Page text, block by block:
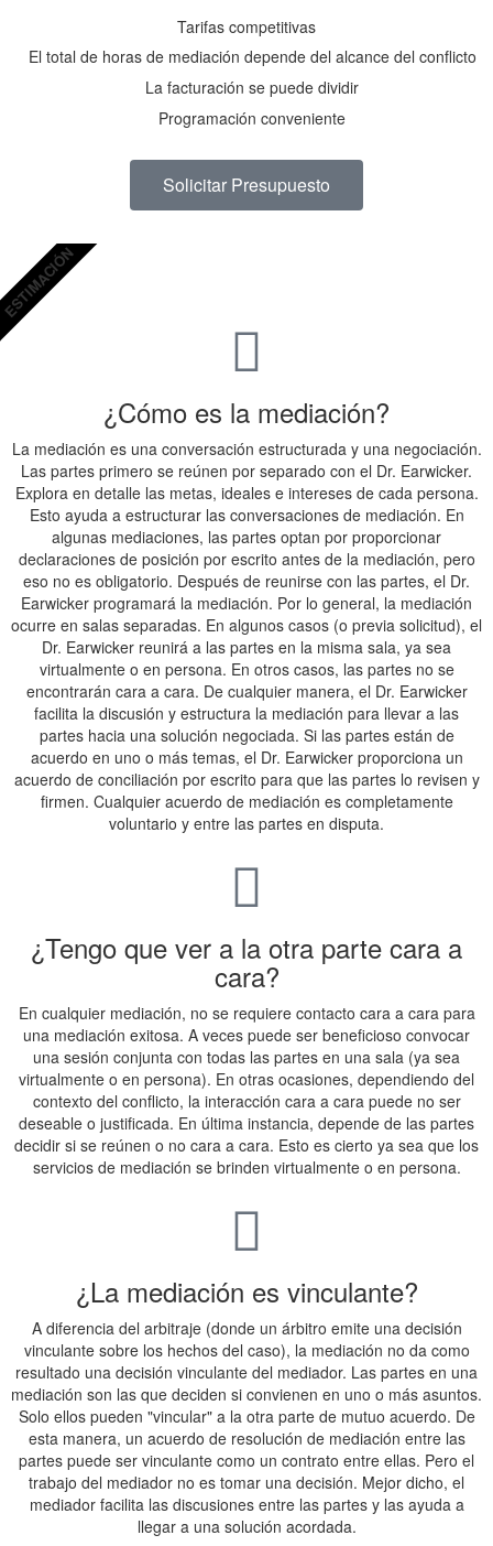
Tarifas competitivas
El total de horas de mediación depende del alcance del conflicto
La facturación se puede dividir
Programación conveniente
Solicitar Presupuesto
¿Cómo es la mediación?
La mediación es una conversación estructurada y una negociación.
Las partes primero se reúnen por separado con el Dr. Earwicker.
Explora en detalle las metas, ideales e intereses de cada persona.
Esto ayuda a estructurar las conversaciones de mediación. En
algunas mediaciones, las partes optan por proporcionar
declaraciones de posición por escrito antes de la mediación, pero
eso no es obligatorio. Después de reunirse con las partes, el Dr.
Earwicker programará la mediación. Por lo general, la mediación
ocurre en salas separadas. En algunos casos (o previa solicitud), el
Dr. Earwicker reunirá a las partes en la misma sala, ya sea
virtualmente o en persona. En otros casos, las partes no se
encontrarán cara a cara. De cualquier manera, el Dr. Earwicker
facilita la discusión y estructura la mediación para llevar a las
partes hacia una solución negociada. Si las partes están de
acuerdo en uno o más temas, el Dr. Earwicker proporciona un
acuerdo de conciliación por escrito para que las partes lo revisen y
firmen. Cualquier acuerdo de mediación es completamente
voluntario y entre las partes en disputa.
¿Tengo que ver a la otra parte cara a
cara?
En cualquier mediación, no se requiere contacto cara a cara para
una mediación exitosa. A veces puede ser beneficioso convocar
una sesión conjunta con todas las partes en una sala (ya sea
virtualmente o en persona). En otras ocasiones, dependiendo del
contexto del conflicto, la interacción cara a cara puede no ser
deseable o justificada. En última instancia, depende de las partes
decidir si se reúnen o no cara a cara. Esto es cierto ya sea que los
servicios de mediación se brinden virtualmente o en persona.
¿La mediación es vinculante?
A diferencia del arbitraje (donde un árbitro emite una decisión
vinculante sobre los hechos del caso), la mediación no da como
resultado una decisión vinculante del mediador. Las partes en una
mediación son las que deciden si convienen en uno o más asuntos.
Solo ellos pueden "vincular" a la otra parte de mutuo acuerdo. De
esta manera, un acuerdo de resolución de mediación entre las
partes puede ser vinculante como un contrato entre ellas. Pero el
trabajo del mediador no es tomar una decisión. Mejor dicho, el
mediador facilita las discusiones entre las partes y las ayuda a
llegar a una solución acordada.